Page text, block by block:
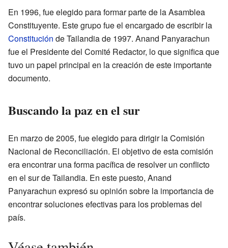
En 1996, fue elegido para formar parte de la Asamblea
Constituyente. Este grupo fue el encargado de escribir la
Constitución de Tailandia de 1997. Anand Panyarachun
fue el Presidente del Comité Redactor, lo que significa que
tuvo un papel principal en la creación de este importante
documento.
Buscando la paz en el sur
En marzo de 2005, fue elegido para dirigir la Comisión
Nacional de Reconciliación. El objetivo de esta comisión
era encontrar una forma pacífica de resolver un conflicto
en el sur de Tailandia. En este puesto, Anand
Panyarachun expresó su opinión sobre la importancia de
encontrar soluciones efectivas para los problemas del
país.